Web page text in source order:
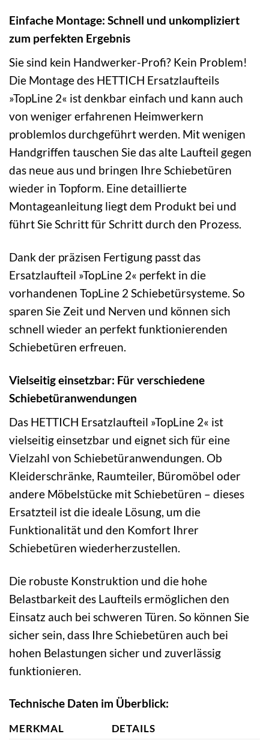
Einfache Montage: Schnell und unkompliziert
zum perfekten Ergebnis
Sie sind kein Handwerker-Profi? Kein Problem!
Die Montage des HETTICH Ersatzlaufteils
»TopLine 2« ist denkbar einfach und kann auch
von weniger erfahrenen Heimwerkern
problemlos durchgeführt werden. Mit wenigen
Handgriffen tauschen Sie das alte Laufteil gegen
das neue aus und bringen Ihre Schiebetüren
wieder in Topform. Eine detaillierte
Montageanleitung liegt dem Produkt bei und
führt Sie Schritt für Schritt durch den Prozess.
Dank der präzisen Fertigung passt das
Ersatzlaufteil »TopLine 2« perfekt in die
vorhandenen TopLine 2 Schiebetürsysteme. So
sparen Sie Zeit und Nerven und können sich
schnell wieder an perfekt funktionierenden
Schiebetüren erfreuen.
Vielseitig einsetzbar: Für verschiedene
Schiebetüranwendungen
Das HETTICH Ersatzlaufteil »TopLine 2« ist
vielseitig einsetzbar und eignet sich für eine
Vielzahl von Schiebetüranwendungen. Ob
Kleiderschränke, Raumteiler, Büromöbel oder
andere Möbelstücke mit Schiebetüren – dieses
Ersatzteil ist die ideale Lösung, um die
Funktionalität und den Komfort Ihrer
Schiebetüren wiederherzustellen.
Die robuste Konstruktion und die hohe
Belastbarkeit des Laufteils ermöglichen den
Einsatz auch bei schweren Türen. So können Sie
sicher sein, dass Ihre Schiebetüren auch bei
hohen Belastungen sicher und zuverlässig
funktionieren.
Technische Daten im Überblick:
MERKMAL
DETAILS